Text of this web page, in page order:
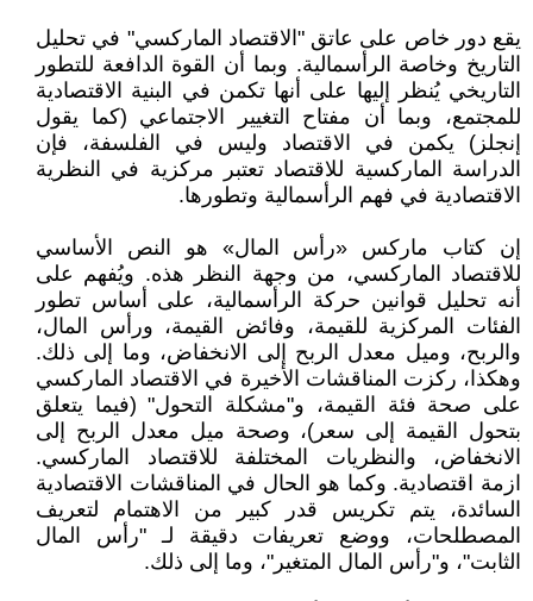
يقع دور خاص على عاتق "الاقتصاد الماركسي" في تحليل
التاريخ وخاصة الرأسمالية. وبما أن القوة الدافعة للتطور
التاريخي يُنظر إليها على أنها تكمن في البنية الاقتصادية
للمجتمع، وبما أن مفتاح التغيير الاجتماعي (كما يقول
إنجلز) يكمن في الاقتصاد وليس في الفلسفة، فإن
الدراسة الماركسية للاقتصاد تعتبر مركزية في النظرية
الاقتصادية في فهم الرأسمالية وتطورها.
إن كتاب ماركس «رأس المال» هو النص الأساسي
للاقتصاد الماركسي، من وجهة النظر هذه. ويُفهم على
أنه تحليل قوانين حركة الرأسمالية، على أساس تطور
الفئات المركزية للقيمة، وفائض القيمة، ورأس المال،
والربح، وميل معدل الربح إلى الانخفاض، وما إلى ذلك.
وهكذا، ركزت المناقشات الأخيرة في الاقتصاد الماركسي
على صحة فئة القيمة، و"مشكلة التحول" (فيما يتعلق
بتحول القيمة إلى سعر)، وصحة ميل معدل الربح إلى
الانخفاض، والنظريات المختلفة للاقتصاد الماركسي.
ازمة اقتصادية. وكما هو الحال في المناقشات الاقتصادية
السائدة، يتم تكريس قدر كبير من الاهتمام لتعريف
المصطلحات، ووضع تعريفات دقيقة لـ "رأس المال
الثابت"، و"رأس المال المتغير"، وما إلى ذلك.